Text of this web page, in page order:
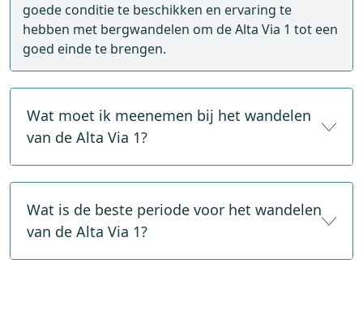
goede conditie te beschikken en ervaring te
hebben met bergwandelen om de Alta Via 1 tot een
goed einde te brengen.
Wat moet ik meenemen bij het wandelen
van de Alta Via 1?
Neem zo min mogelijk mee en alleen het
hoognodige. Sommige items zijn echter essentieel,
zoals een lakenzak, EHBO-set en regenkleding.
Wat is de beste periode voor het wandelen
van de Alta Via 1?